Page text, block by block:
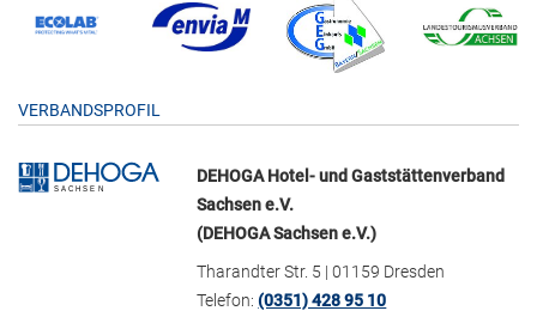
VERBANDSPROFIL
DEHOGA Hotel- und Gaststättenverband
Sachsen e.V.
(DEHOGA Sachsen e.V.)
Tharandter Str. 5 | 01159 Dresden
Telefon:(0351) 428 95 10